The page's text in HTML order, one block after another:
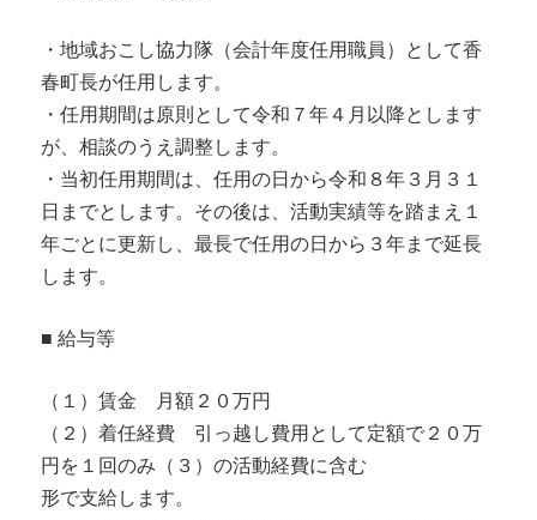
・地域おこし協力隊（会計年度任用職員）として香
春町長が任用します。
・任用期間は原則として令和７年４月以降とします
が、相談のうえ調整します。
・当初任用期間は、任用の日から令和８年３月３１
日までとします。その後は、活動実績等を踏まえ１
年ごとに更新し、最長で任用の日から３年まで延長
します。
■ 給与等
（１）賃金 月額２０万円
（２）着任経費 引っ越し費用として定額で２０万
円を１回のみ（３）の活動経費に含む
形で支給します。